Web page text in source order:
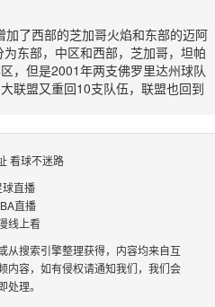
了西部的芝加哥火焰和东部的迈阿
东部，中区和西部，芝加哥，坦帕
，但是2001年两支佛罗里达州球队
联盟又重回10支队伍，联盟也回到
看球不迷路
球直播
直播
线上看
从搜索引擎整理获得，内容均来自互
内容，如有侵权请通知我们，我们会
处理。